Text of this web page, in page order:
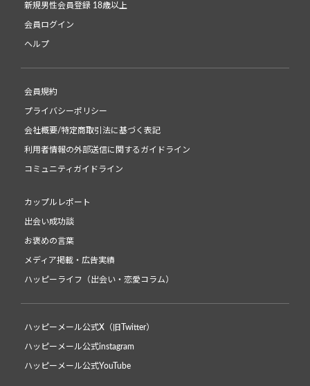
新規男性会員登録 18歳以上
会員ログイン
ヘルプ
会員規約
プライバシーポリシー
会社概要/特定商取引法に基づく表記
利用者情報の外部送信に関するガイドライン
コミュニティガイドライン
カップルレポート
出会い成功談
お褒めの言葉
メディア掲載・広告実績
ハッピーライフ（出会い・恋愛コラム）
ハッピーメール公式X（旧Twitter）
ハッピーメール公式instagram
ハッピーメール公式YouTube